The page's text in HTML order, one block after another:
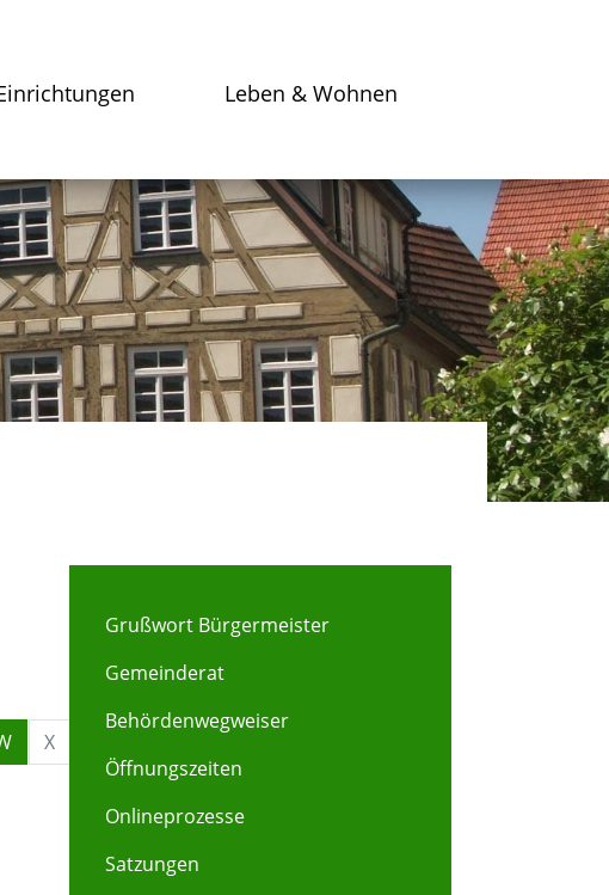
Leben & Wohnen
X
Grußwort Bürgermeister
Gemeinderat
Behördenwegweiser
Öffnungszeiten
Onlineprozesse
Satzungen